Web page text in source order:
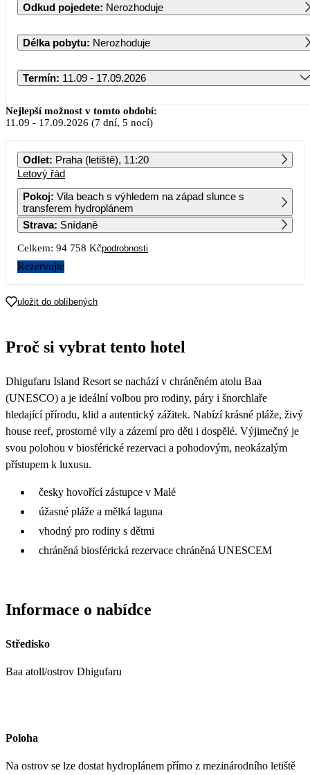
Odkud pojedete: Nerozhoduje
Délka pobytu: Nerozhoduje
Termín: 11.09 - 17.09.2026
Září 2026
PO ÚT ST ČT PÁ SO NE
76 049 55 889 57 519
7 8 9 10 11 12 13
51 559
14
72 559
15 16
21
61 109
22
66 459
23 24 25 26 27
Nejlepší možnost v tomto období:
11.09 - 17.09.2026 (7 dní, 5 nocí)
Odlet: Praha (letiště), 11:20
Letový řád
Pokoj: Vila beach s výhledem na západ slunce s
transferem hydroplánem
Strava: Snídaně
Celkem: 94 758 Kčpodrobnosti
Rezervujte
uložit do oblíbených
Proč si vybrat tento hotel
Dhigufaru Island Resort se nachází v chráněném atolu Baa
(UNESCO) a je ideální volbou pro rodiny, páry i šnorchlaře
hledající přírodu, klid a autentický zážitek. Nabízí krásné pláže, živý
house reef, prostorné vily a zázemí pro děti i dospělé. Výjimečný je
svou polohou v biosférické rezervaci a pohodovým, neokázalým
přístupem k luxusu.
česky hovořící zástupce v Malé
úžasné pláže a mělká laguna
vhodný pro rodiny s dětmi
chráněná biosférická rezervace chráněná UNESCEM
Informace o nabídce
Středisko
Baa atoll/ostrov Dhigufaru
Poloha
Na ostrov se lze dostat hydroplánem přímo z mezinárodního letiště